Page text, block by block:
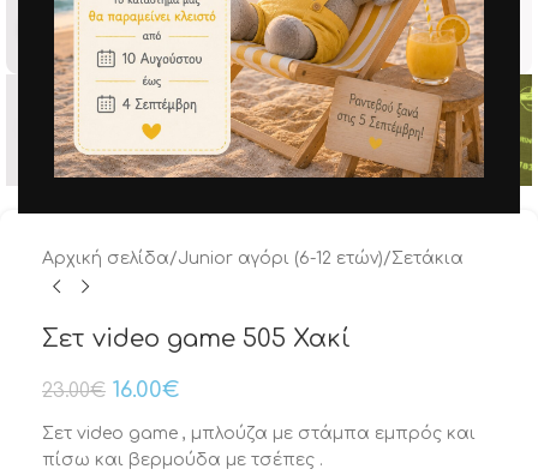
Μεγέθυνση
Αρχική σελίδα/Junior αγόρι (6-12 ετών)/Σετάκια
Σετ video game 505 Χακί
23.00€ 16.00€
Σετ video game , μπλούζα με στάμπα εμπρός και
πίσω και βερμούδα με τσέπες .